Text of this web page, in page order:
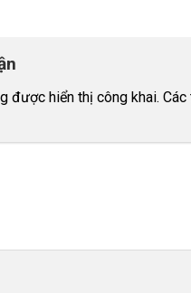
được hiển thị công khai.